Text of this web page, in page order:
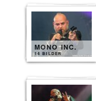
MONO INC.
14 BILDER